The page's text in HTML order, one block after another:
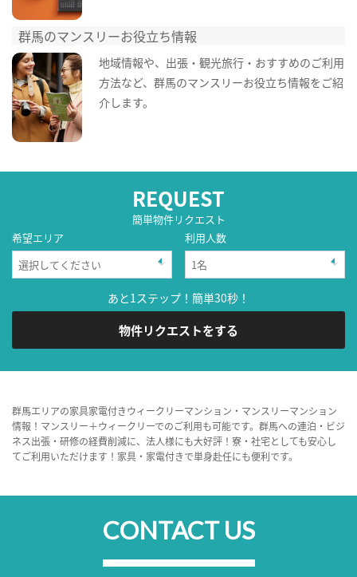
群馬のマンスリーお役立ち情報
地域情報や、出張・観光旅行・おすすめのご利用
方法など、群馬のマンスリーお役立ち情報をご紹
介します。
REQUEST
簡単物件リクエスト
希望エリア
利用人数
あと1ステップ！簡単30秒！
物件リクエストをする
群馬エリアの家具家電付きウィークリーマンション・マンスリーマンション
情報！マンスリー＋ウィークリーでのご利用も可能です。群馬への連泊・ビジ
ネス出張・研修の経費削減に、法人様にも大好評！寮・社宅としても安心し
てご利用いただけます！家具・家電付きで単身赴任にも便利です。
CONTACT US